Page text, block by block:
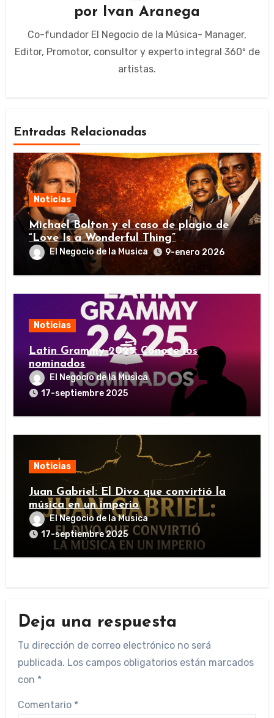
por Ivan Aranega
Co-fundador El Negocio de la Música- Manager,
Editor, Promotor, consultor y experto integral 360º de
artistas.
Entradas Relacionadas
Noticias
Michael Bolton y el caso de plagio de
“Love Is a Wonderful Thing”
El Negocio de la Musica 9-enero 2026
Noticias
Latin Grammy 2025: Conoce los
nominados
El Negocio de la Musica
17-septiembre 2025
Noticias
Juan Gabriel: El Divo que convirtió la
música en un imperio
El Negocio de la Musica
17-septiembre 2025
Deja una respuesta
Tu dirección de correo electrónico no será
publicada. Los campos obligatorios están marcados
con *
Comentario *